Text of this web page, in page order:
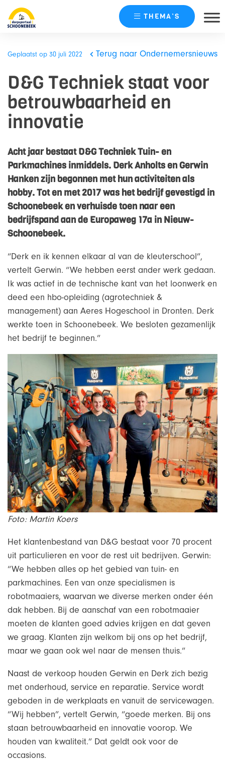
naar
THEMA’S
Geplaatst op 30 juli 2022 Terug naar Ondernemersnieuws
D&G Techniek staat voor
betrouwbaarheid en
innovatie
Acht jaar bestaat D&G Techniek Tuin- en
Parkmachines inmiddels. Derk Anholts en Gerwin
Hanken zijn begonnen met hun activiteiten als
hobby. Tot en met 2017 was het bedrijf gevestigd in
Schoonebeek en verhuisde toen naar een
bedrijfspand aan de Europaweg 17a in Nieuw-
Schoonebeek.
“Derk en ik kennen elkaar al van de kleuterschool”,
vertelt Gerwin. “We hebben eerst ander werk gedaan.
Ik was actief in de technische kant van het loonwerk en
deed een hbo-opleiding (agrotechniek &
management) aan Aeres Hogeschool in Dronten. Derk
werkte toen in Schoonebeek. We besloten gezamenlijk
het bedrijf te beginnen.”
Foto: Martin Koers
Het klantenbestand van D&G bestaat voor 70 procent
uit particulieren en voor de rest uit bedrijven. Gerwin:
“We hebben alles op het gebied van tuin- en
parkmachines. Een van onze specialismen is
robotmaaiers, waarvan we diverse merken onder één
dak hebben. Bij de aanschaf van een robotmaaier
moeten de klanten goed advies krijgen en dat geven
we graag. Klanten zijn welkom bij ons op het bedrijf,
maar we gaan ook wel naar de mensen thuis.”
Naast de verkoop houden Gerwin en Derk zich bezig
met onderhoud, service en reparatie. Service wordt
geboden in de werkplaats en vanuit de servicewagen.
“Wij hebben”, vertelt Gerwin, “goede merken. Bij ons
staan betrouwbaarheid en innovatie voorop. We
houden van kwaliteit.” Dat geldt ook voor de
occasions.